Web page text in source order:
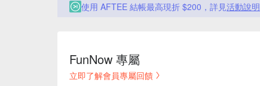
使用 AFTEE 結帳最高現折 $200，詳見活動說明
FunNow 專屬
立即了解會員專屬回饋